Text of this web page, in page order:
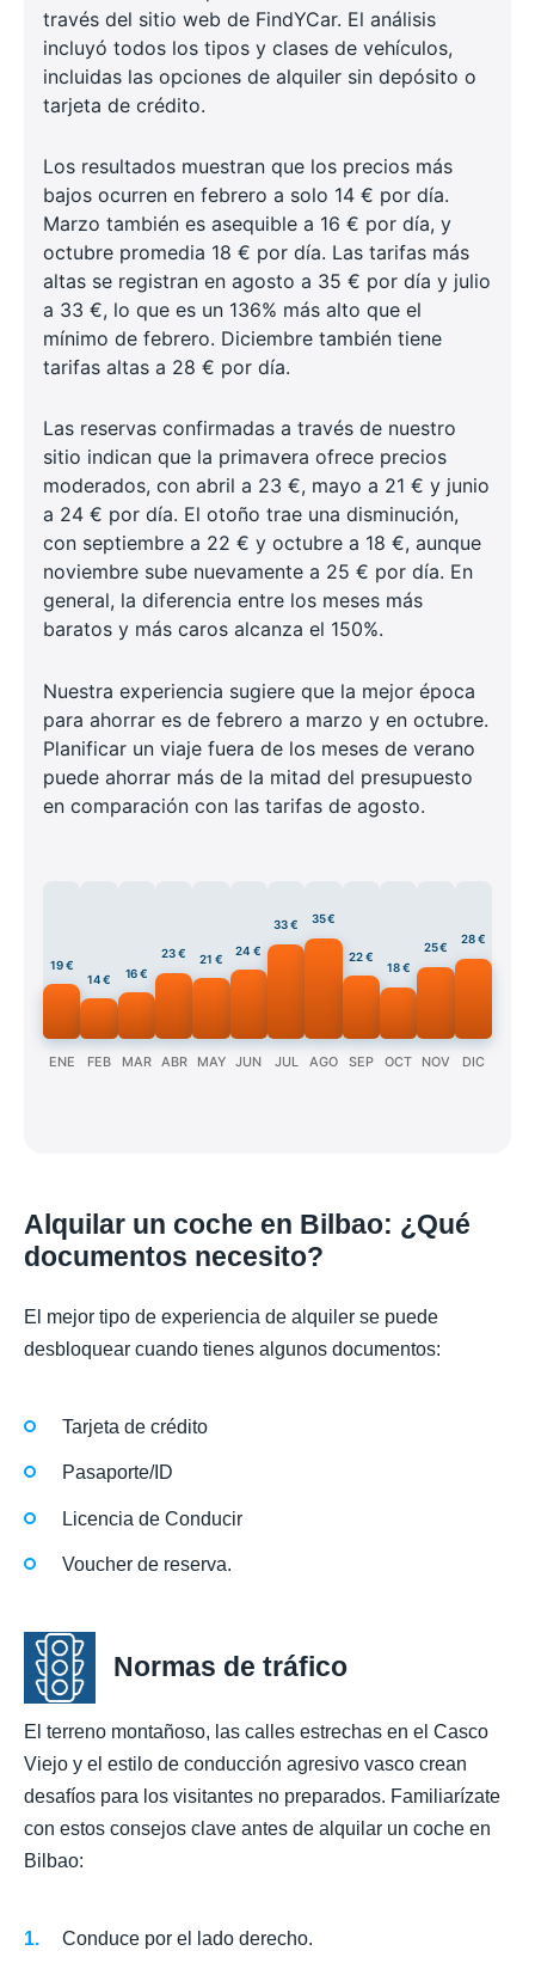
través del sitio web de FindYCar. El análisis
incluyó todos los tipos y clases de vehículos,
incluidas las opciones de alquiler sin depósito o
tarjeta de crédito.
Los resultados muestran que los precios más
bajos ocurren en febrero a solo 14 € por día.
Marzo también es asequible a 16 € por día, y
octubre promedia 18 € por día. Las tarifas más
altas se registran en agosto a 35 € por día y julio
a 33 €, lo que es un 136% más alto que el
mínimo de febrero. Diciembre también tiene
tarifas altas a 28 € por día.
Las reservas confirmadas a través de nuestro
sitio indican que la primavera ofrece precios
moderados, con abril a 23 €, mayo a 21 € y junio
a 24 € por día. El otoño trae una disminución,
con septiembre a 22 € y octubre a 18 €, aunque
noviembre sube nuevamente a 25 € por día. En
general, la diferencia entre los meses más
baratos y más caros alcanza el 150%.
Nuestra experiencia sugiere que la mejor época
para ahorrar es de febrero a marzo y en octubre.
Planificar un viaje fuera de los meses de verano
puede ahorrar más de la mitad del presupuesto
en comparación con las tarifas de agosto.
19 €
ENE
14 €
FEB
16 €
MAR
23 €
ABR
21 €
MAY
24 €
JUN
33 €
JUL
35 €
AGO
22 €
SEP
18 €
OCT
25 €
NOV
28 €
DIC
Alquilar un coche en Bilbao: ¿Qué
documentos necesito?
El mejor tipo de experiencia de alquiler se puede
desbloquear cuando tienes algunos documentos:
Tarjeta de crédito
Pasaporte/ID
Licencia de Conducir
Voucher de reserva.
Normas de tráfico
El terreno montañoso, las calles estrechas en el Casco
Viejo y el estilo de conducción agresivo vasco crean
desafíos para los visitantes no preparados. Familiarízate
con estos consejos clave antes de alquilar un coche en
Bilbao:
Conduce por el lado derecho.